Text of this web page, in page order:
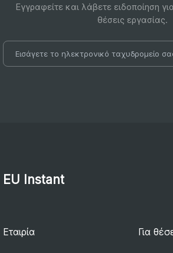
Εγγραφείτε και λάβετε ειδοποίηση
θέσεις εργασίας.
EU Instant
Εταιρία Για